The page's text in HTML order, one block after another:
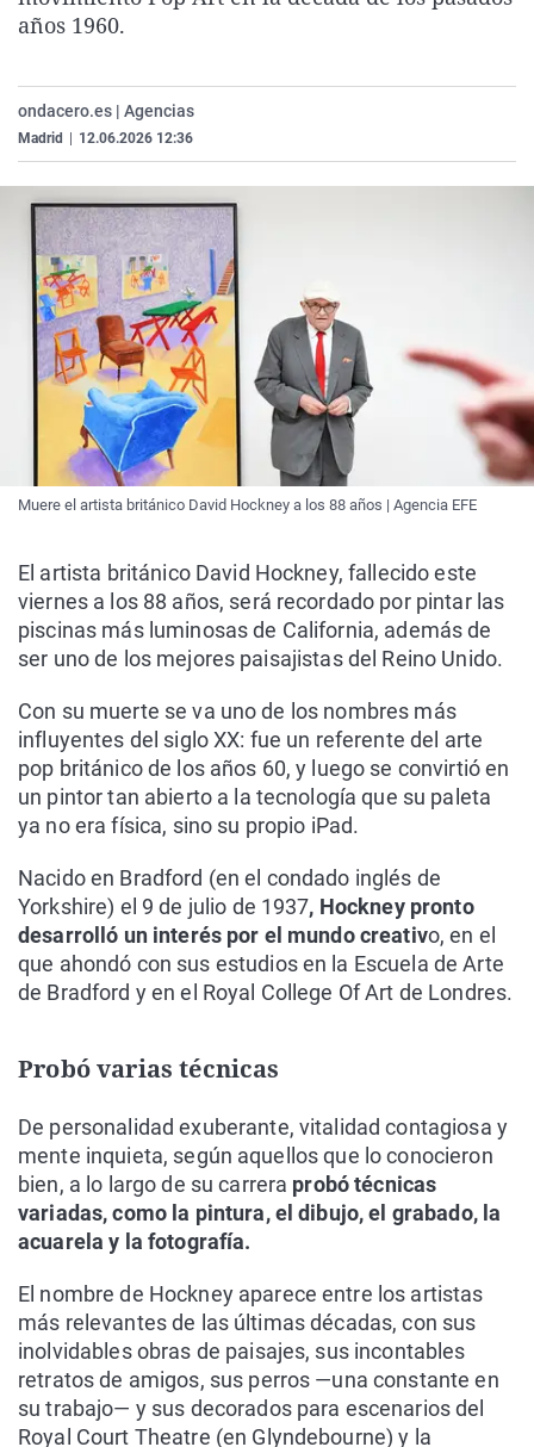
País Vasco
años 1960.
ondacero.es | Agencias
Madrid 12.06.2026 12:36
Muere el artista británico David Hockney a los 88 años | Agencia EFE
El artista británico David Hockney, fallecido este
viernes a los 88 años, será recordado por pintar las
piscinas más luminosas de California, además de
ser uno de los mejores paisajistas del Reino Unido.
Con su muerte se va uno de los nombres más
influyentes del siglo XX: fue un referente del arte
pop británico de los años 60, y luego se convirtió en
un pintor tan abierto a la tecnología que su paleta
ya no era física, sino su propio iPad.
Nacido en Bradford (en el condado inglés de
Yorkshire) el 9 de julio de 1937, Hockney pronto
desarrolló un interés por el mundo creativo, en el
que ahondó con sus estudios en la Escuela de Arte
de Bradford y en el Royal College Of Art de Londres.
Probó varias técnicas
De personalidad exuberante, vitalidad contagiosa y
mente inquieta, según aquellos que lo conocieron
bien, a lo largo de su carrera probó técnicas
variadas, como la pintura, el dibujo, el grabado, la
acuarela y la fotografía.
El nombre de Hockney aparece entre los artistas
más relevantes de las últimas décadas, con sus
inolvidables obras de paisajes, sus incontables
retratos de amigos, sus perros —una constante en
su trabajo— y sus decorados para escenarios del
Royal Court Theatre (en Glyndebourne) y la